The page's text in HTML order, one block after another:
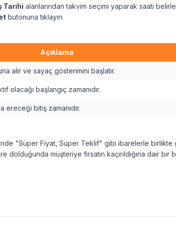
Tarihi alanlarından takvim seçimi yaparak saati
butonuna tıklayın.
Açıklama
alır ve sayaç gösterimini başlatır.
olacağı başlangıç zamanıdır.
ereceği bitiş zamanıdır.
"Süper Fiyat, Süper Teklif" gibi ibarelerle birlikte
dolduğunda müşteriye fırsatın kaçırıldığına dair bir